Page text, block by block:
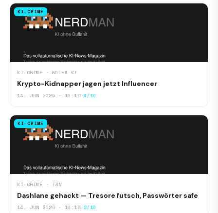
KI-CRIME
KI-CRIME · GOLEM KI
Krypto-Kidnapper jagen jetzt Influencer
14. JUN 2026 · 10:19 4/10
KI-CRIME
KI-CRIME · T3N
Dashlane gehackt — Tresore futsch, Passwörter safe
14. JUN 2026 · 10:19 2/10